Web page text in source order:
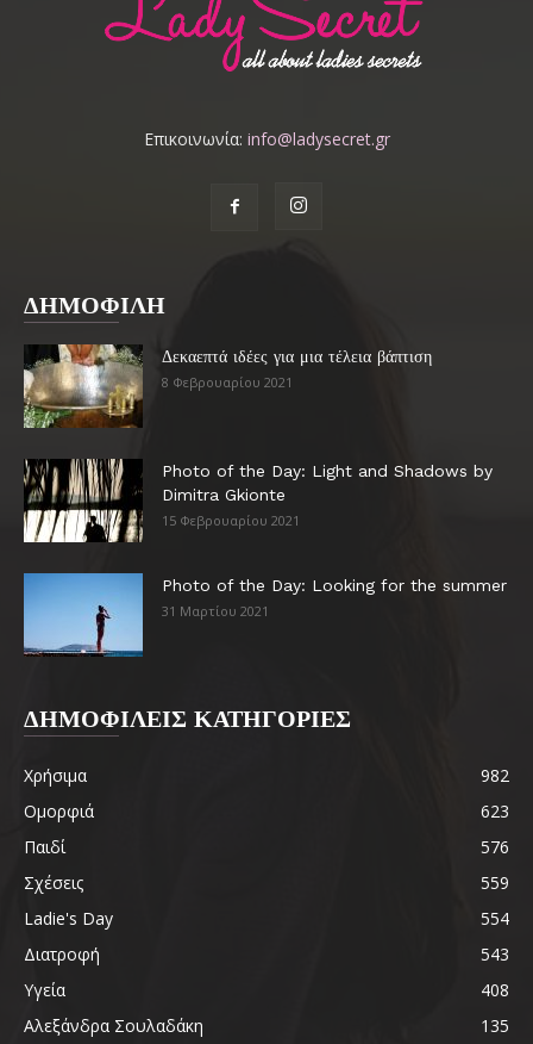
Επικοινωνία: info@ladysecret.gr
ΔΗΜΟΦΙΛΗ
Δεκαεπτά ιδέες για μια τέλεια βάπτιση
8 Φεβρουαρίου 2021
Photo of the Day: Light and Shadows by
Dimitra Gkionte
15 Φεβρουαρίου 2021
Photo of the Day: Looking for the summer
31 Μαρτίου 2021
ΔΗΜΟΦΙΛΕΙΣ ΚΑΤΗΓΟΡΙΕΣ
Χρήσιμα
982
Ομορφιά
623
Παιδί
576
Σχέσεις
559
Ladie's Day
554
Διατροφή
543
Υγεία
408
Αλεξάνδρα Σουλαδάκη
135